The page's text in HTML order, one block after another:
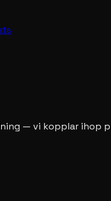
— vi kopplar ihop